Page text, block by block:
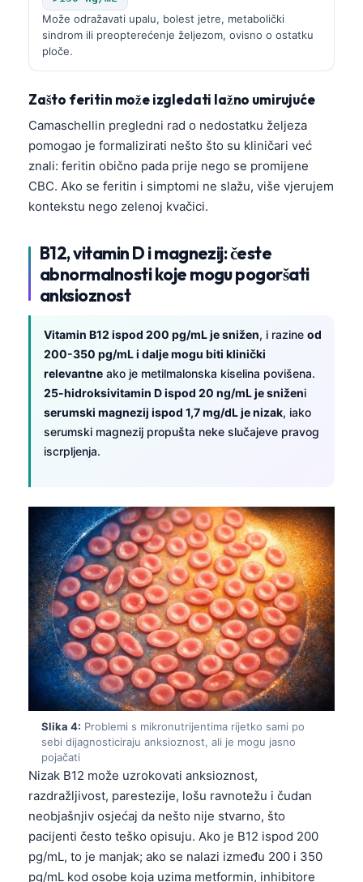
Može odražavati upalu, bolest jetre, metabolički
sindrom ili preopterećenje željezom, ovisno o ostatku
ploče.
Zašto feritin može izgledati lažno umirujuće
Camaschellin pregledni rad o nedostatku željeza
pomogao je formalizirati nešto što su kliničari već
znali: feritin obično pada prije nego se promijene
CBC. Ako se feritin i simptomi ne slažu, više vjerujem
kontekstu nego zelenoj kvačici.
B12, vitamin D i magnezij: česte
abnormalnosti koje mogu pogoršati
anksioznost
Vitamin B12 ispod 200 pg/mL je snižen, i razine od
200-350 pg/mL i dalje mogu biti klinički
relevantne ako je metilmalonska kiselina povišena.
25-hidroksivitamin D ispod 20 ng/mL je sniženi
serumski magnezij ispod 1,7 mg/dL je nizak, iako
serumski magnezij propušta neke slučajeve pravog
iscrpljenja.
Slika 4: Problemi s mikronutrijentima rijetko sami po
sebi dijagnosticiraju anksioznost, ali je mogu jasno
pojačati
Nizak B12 može uzrokovati anksioznost,
razdražljivost, parestezije, lošu ravnotežu i čudan
neobjašnjiv osjećaj da nešto nije stvarno, što
pacijenti često teško opisuju. Ako je B12 ispod 200
pg/mL, to je manjak; ako se nalazi između 200 i 350
pg/mL kod osobe koja uzima metformin, inhibitore